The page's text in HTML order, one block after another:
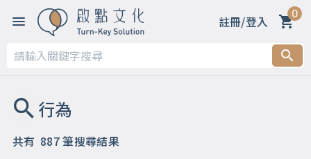
註冊/登入 0
共有 887筆搜尋結果